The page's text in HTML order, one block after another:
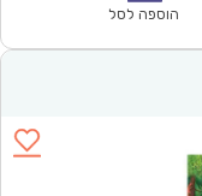
הוספה לסל